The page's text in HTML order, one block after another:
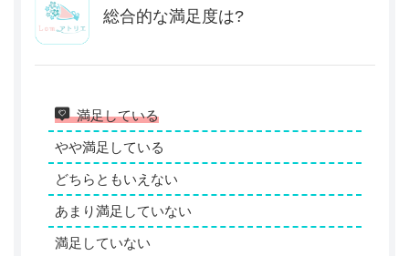
総合的な満足度は?
満足している
やや満足している
どちらともいえない
あまり満足していない
満足していない